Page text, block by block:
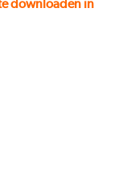
downloaden in